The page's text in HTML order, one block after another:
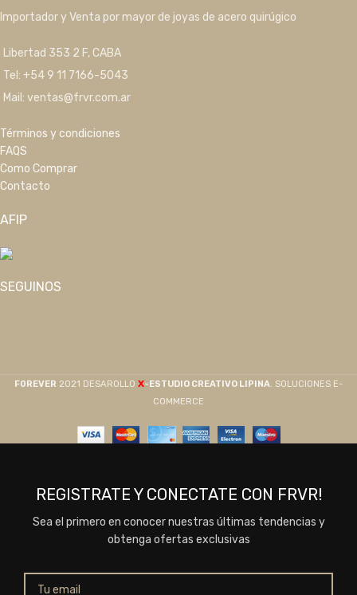
Importador y Venta por mayor de joyas de acero quirúgico
Libertad 353 2 F, CABA
Tel: +54 9 11 7166-5043
Mail: ventas@frvr.com.ar
Términos y condiciones
FAQS
Como Comprar
Contacto
AFIP
SEGUINOS
F0REVER 2021 DESAROLLO X-ESTUDIO CREATIVO LIPINA. SOLUCIONES E-
COMMERCE
REGISTRATE Y CONECTATE CON FRVR!
Sea el primero en conocer nuestras últimas tendencias y
obtenga ofertas exclusivas